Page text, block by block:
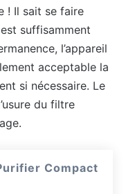
! Il sait se faire
suffisamment
l’appareil
acceptable la
si nécessaire. Le
du filtre
Compact